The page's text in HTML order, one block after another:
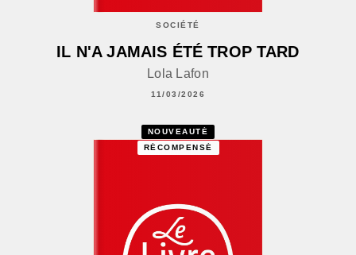
SOCIÉTÉ
IL N'A JAMAIS ÉTÉ TROP TARD
Lola Lafon
11/03/2026
NOUVEAUTÉ
RÉCOMPENSÉ